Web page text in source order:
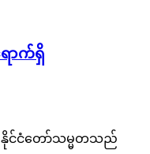
ာက်ရှိ
နိုင်ငံတော်သမ္မတသည်